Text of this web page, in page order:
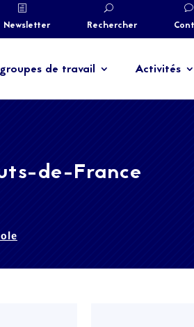
Newsletter Rechercher
de travail Activités
de-France